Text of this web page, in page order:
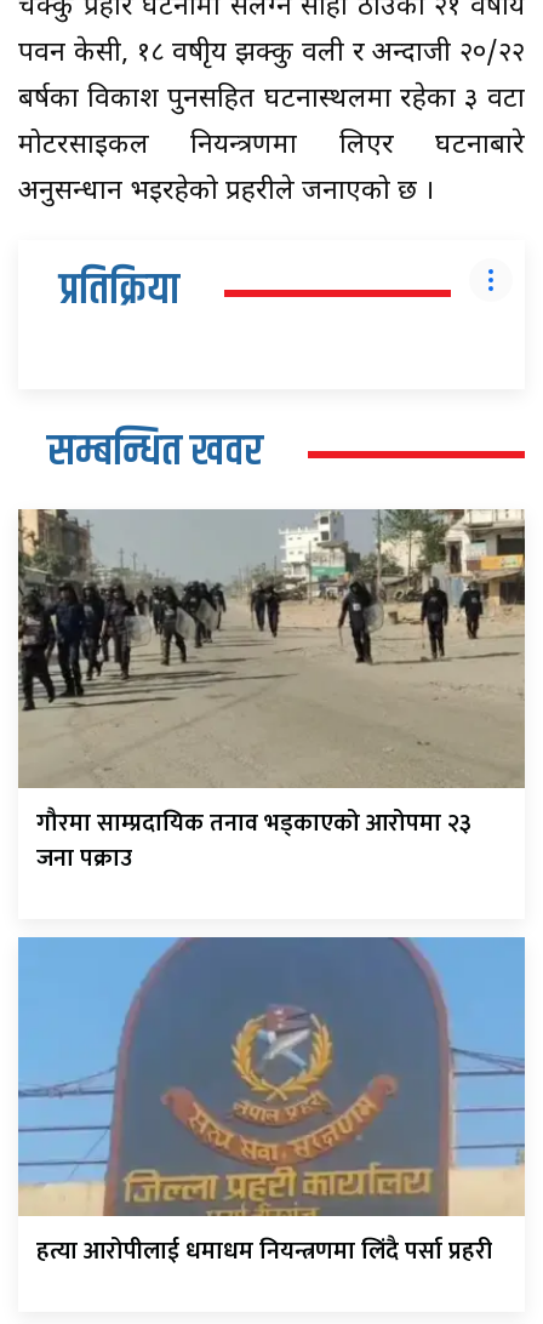
चक्कु प्रहार घटनामा संलग्न सोही ठाउँका २१ वर्षीय
पवन केसी, १८ वषीृय झक्कु वली र अन्दाजी २०/२२
बर्षका विकाश पुनसहित घटनास्थलमा रहेका ३ वटा
मोटरसाइकल नियन्त्रणमा लिएर घटनाबारे
अनुसन्धान भइरहेको प्रहरीले जनाएको छ ।
प्रतिक्रिया
सम्बन्धित खवर
गौरमा साम्प्रदायिक तनाव भड्काएको आरोपमा २३
जना पक्राउ
हत्या आरोपीलाई धमाधम नियन्त्रणमा लिंदै पर्सा प्रहरी